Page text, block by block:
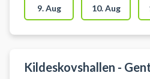
træningsbane som kan
ekstra træning, talent træning
eller kammeratlig sportslig
max 10 personer pr. bane. Der
9. Aug 10. Aug
Kildeskovshallen -